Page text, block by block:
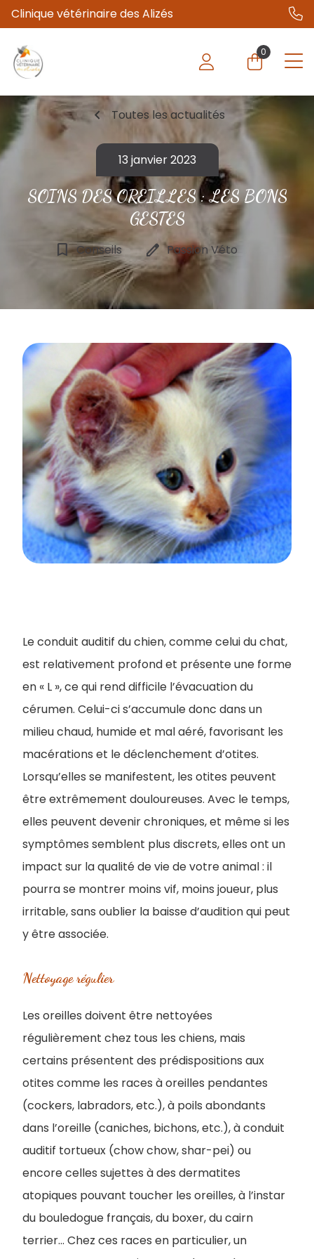
Clinique vétérinaire des Alizés
0
chevron_left Toutes les actualités
13 janvier 2023
SOINS DES OREILLES : LES BONS
GESTES
bookmark_border Conseils edit Passion Véto
Le conduit auditif du chien, comme celui du chat,
est relativement profond et présente une forme
en « L », ce qui rend difficile l’évacuation du
cérumen. Celui-ci s’accumule donc dans un
milieu chaud, humide et mal aéré, favorisant les
macérations et le déclenchement d’otites.
Lorsqu’elles se manifestent, les otites peuvent
être extrêmement douloureuses. Avec le temps,
elles peuvent devenir chroniques, et même si les
symptômes semblent plus discrets, elles ont un
impact sur la qualité de vie de votre animal : il
pourra se montrer moins vif, moins joueur, plus
irritable, sans oublier la baisse d’audition qui peut
y être associée.
Nettoyage régulier
Les oreilles doivent être nettoyées
régulièrement chez tous les chiens, mais
certains présentent des prédispositions aux
otites comme les races à oreilles pendantes
(cockers, labradors, etc.), à poils abondants
dans l’oreille (caniches, bichons, etc.), à conduit
auditif tortueux (chow chow, shar-pei) ou
encore celles sujettes à des dermatites
atopiques pouvant toucher les oreilles, à l’instar
du bouledogue français, du boxer, du cairn
terrier... Chez ces races en particulier, un